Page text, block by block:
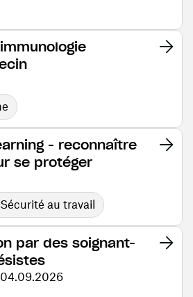
- reconnaître
se protéger
au travail
par des soignant-
04.09.2026